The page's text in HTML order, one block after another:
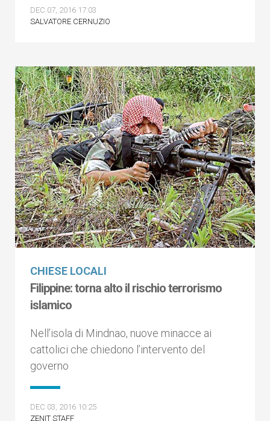
DEC 07, 2016 17:03
SALVATORE CERNUZIO
CHIESE LOCALI
Filippine: torna alto il rischio terrorismo
islamico
Nell’isola di Mindnao, nuove minacce ai
cattolici che chiedono l’intervento del
governo
DEC 03, 2016 10:25
ZENIT STAFF